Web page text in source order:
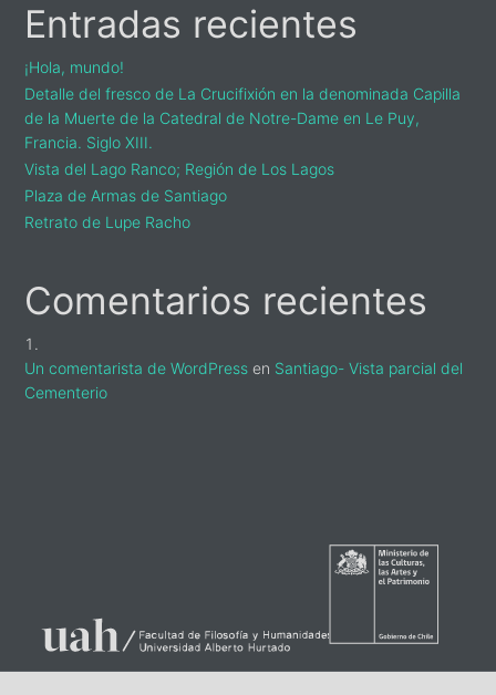
Entradas recientes
¡Hola, mundo!
Detalle del fresco de La Crucifixión en la denominada Capilla
de la Muerte de la Catedral de Notre-Dame en Le Puy,
Francia. Siglo XIII.
Vista del Lago Ranco; Región de Los Lagos
Plaza de Armas de Santiago
Retrato de Lupe Racho
Comentarios recientes
Un comentarista de WordPress en Santiago- Vista parcial del
Cementerio